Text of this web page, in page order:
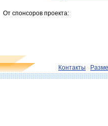
От спонсоров проекта:
Контакты